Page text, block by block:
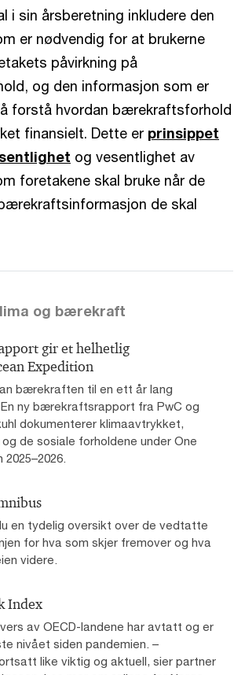
i sin årsberetning inkludere den
er nødvendig for at brukerne
påvirkning på
og den informasjon som er
forstå hvordan bærekraftsforhold
finansielt. Dette er prinsippet
og vesentlighet av
foretakene skal bruke når de
de skal
og bærekraft
gir et helhetlig
Expedition
bærekraften til en ett år lang
ny bærekraftsrapport fra PwC og
dokumenterer klimaavtrykket,
de sosiale forholdene under One
en tydelig oversikt over de vedtatte
for hva som skjer fremover og hva
videre.
Index
av OECD-landene har avtatt og er
nivået siden pandemien. –
like viktig og aktuell, sier partner